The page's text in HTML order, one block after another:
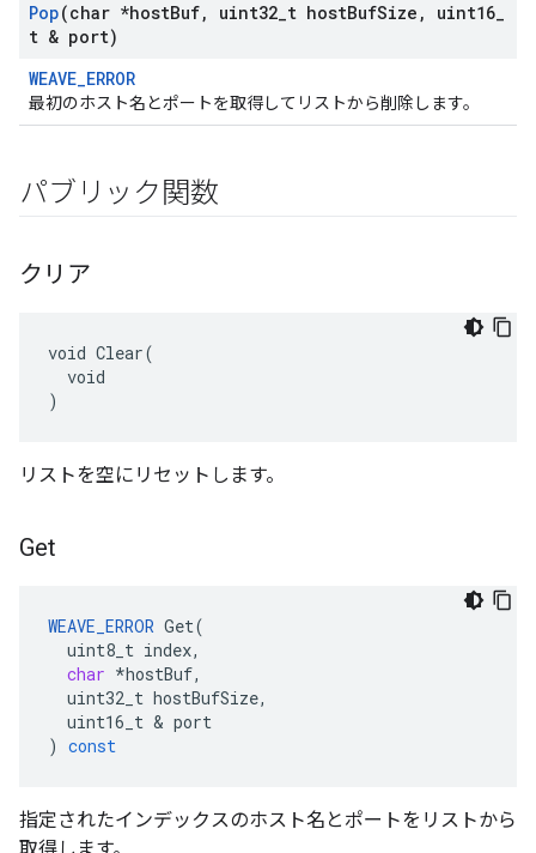
Pop(char *hostBuf, uint32 t hostBufSize , uint16
t & port)
WEAVE_ERROR
最初のホスト名とポートを取得してリストから削除します。
パブリック関数
クリア
void Clear(
  void
)
リストを空にリセットします。
Get
WEAVE_ERROR Get(
uint8_t index,
char *hostBuf,
uint32_t hostBufSize,
uint16_t & port
) const
指定されたインデックスのホスト名とポートをリストから